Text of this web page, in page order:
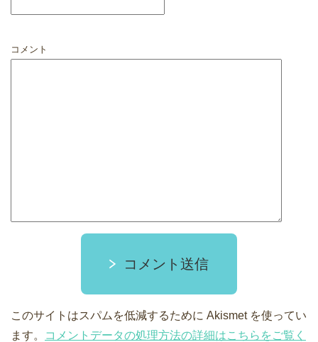
コメント
コメント送信
このサイトはスパムを低減するために Akismet を使ってい
ます。
コメントデータの処理方法の詳細はこちらをご覧く